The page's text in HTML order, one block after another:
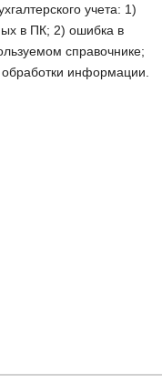
учета: 1)
в ПК; 2) ошибка в
справочнике;
информации.